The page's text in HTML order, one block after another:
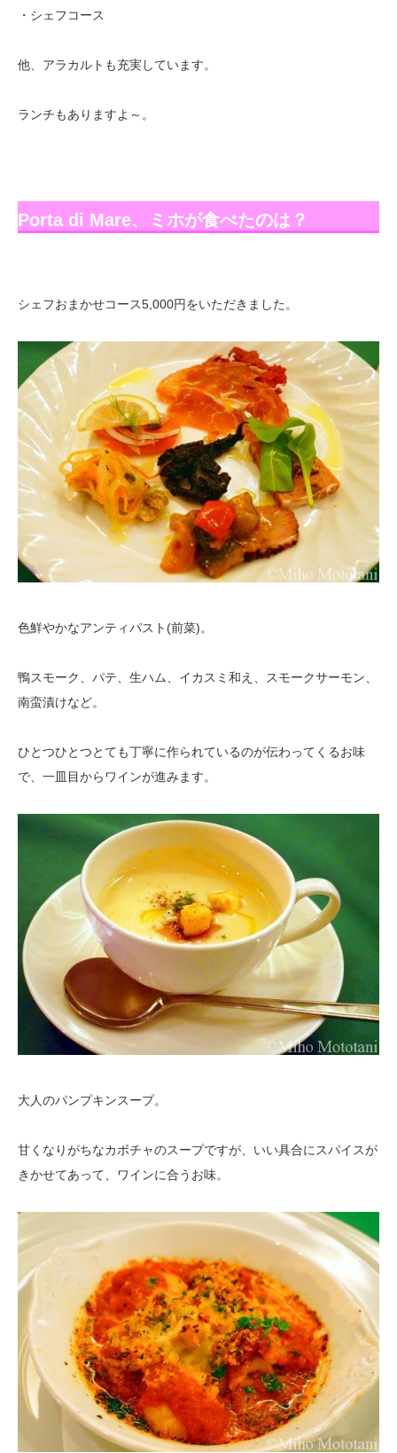
・シェフコース
他、アラカルトも充実しています。
ランチもありますよ～。
Porta di Mare、ミホが食べたのは？
シェフおまかせコース5,000円をいただきました。
色鮮やかなアンティパスト(前菜)。
鴨スモーク、パテ、生ハム、イカスミ和え、スモークサーモン、
南蛮漬けなど。
ひとつひとつとても丁寧に作られているのが伝わってくるお味
で、一皿目からワインが進みます。
大人のパンプキンスープ。
甘くなりがちなカボチャのスープですが、いい具合にスパイスが
きかせてあって、ワインに合うお味。